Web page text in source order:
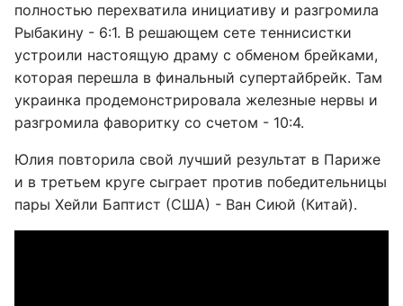
полностью перехватила инициативу и разгромила
Рыбакину - 6:1. В решающем сете теннисистки
устроили настоящую драму с обменом брейками,
которая перешла в финальный супертайбрейк. Там
украинка продемонстрировала железные нервы и
разгромила фаворитку со счетом - 10:4.
Юлия повторила свой лучший результат в Париже
и в третьем круге сыграет против победительницы
пары Хейли Баптист (США) - Ван Сиюй (Китай).